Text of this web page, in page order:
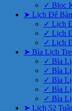
✓ Bloc
➤ Lịch Để Bàn
✓ Lịch
✓ Lịch
✓ Lịch
➤ Bìa Lịch
✓ Bìa
✓ Bìa
✓ Bìa
✓ Bìa
✓ Bìa
➤ Lịch 52